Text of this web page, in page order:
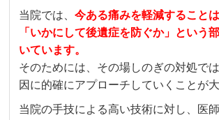
当院では、今ある痛みを軽減することは
「いかにして後遺症を防ぐか」という
いています。
そのためには、その場しのぎの対処で
因に的確にアプローチしていくことが大
当院の手技による高い技術に対し、医